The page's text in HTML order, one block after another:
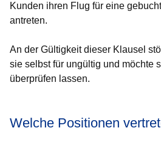
Kunden ihren Flug für eine
antreten.
An der Gültigkeit dieser Klausel
sie selbst für ungültig und möchte
überprüfen lassen.
Welche Positionen